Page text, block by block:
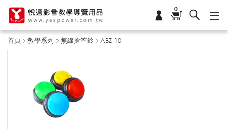
0
首頁 教學系列 無線搶答鈴 ABZ-10